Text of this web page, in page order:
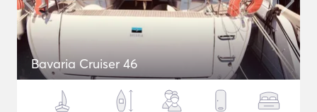
Bavaria Cruiser 46